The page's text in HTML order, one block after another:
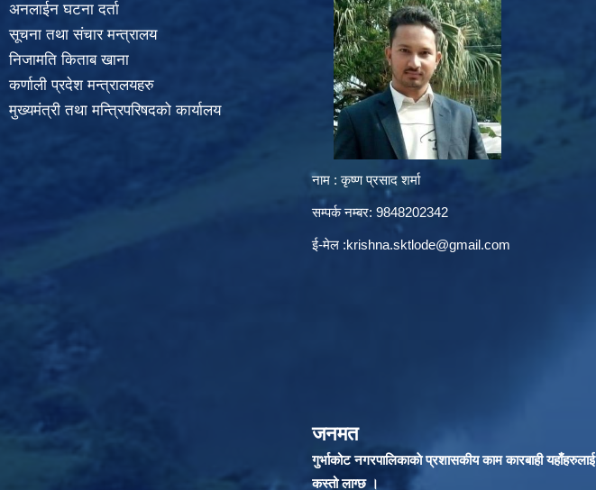
अनलाईन घटना दर्ता
सूचना तथा संचार मन्त्रालय
निजामति किताब खाना
कर्णाली प्रदेश मन्त्रालयहरु
मुख्यमंत्री तथा मन्त्रिपरिषदको कार्यालय
नाम : कृष्ण प्रसाद शर्मा
सम्पर्क नम्बर: 9848202342
ई-मेल :krishna.sktlode@gmail.com
जनमत
गुर्भाकोट नगरपालिकाकाे प्रशासकीय काम कारबाही यहाँहरुलाई
कस्तो लाग्छ ।